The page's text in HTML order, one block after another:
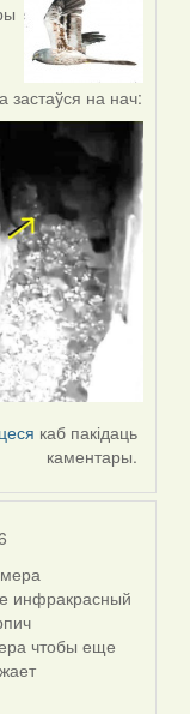
застаўся на нач:
каб пакідаць
каментары.
инфракрасный
чтобы еще